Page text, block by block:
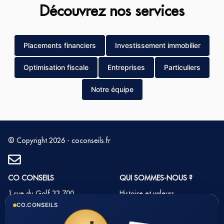
Découvrez nos services
Placements financiers Investissement immobilier
Optimisation fiscale Entreprises Particuliers
Notre équipe
© Copyright 2026 - coconseils.fr
CO CONSEILS
1 rue du Golf 33 700
MERIGNAC
Tél : 05 35 54 22 54
QUI SOMMES-NOUS ?
Histoire et valeurs
CO.CONSEILS